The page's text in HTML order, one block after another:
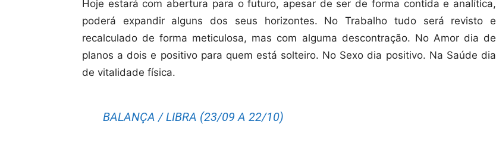
Hoje estará com abertura para o futuro, apesar de ser de forma contida e analítica,
poderá expandir alguns dos seus horizontes. No Trabalho tudo será revisto e
recalculado de forma meticulosa, mas com alguma descontração. No Amor dia de
planos a dois e positivo para quem está solteiro. No Sexo dia positivo. Na Saúde dia
de vitalidade física.
BALANÇA / LIBRA (23/09 A 22/10)